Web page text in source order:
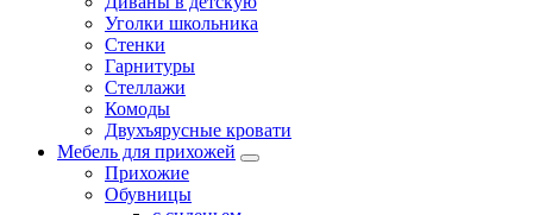
Уголки школьника
Стенки
Гарнитуры
Стеллажи
Комоды
Двухъярусные кровати
Мебель для прихожей
Прихожие
Обувницы